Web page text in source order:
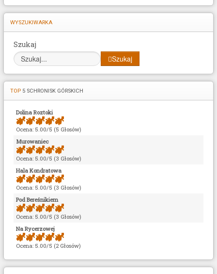
WYSZUKIWARKA
Szukaj
Szukaj
TOP 5 SCHRONISK GÓRSKICH
Dolina Roztoki
Ocena: 5.00/5 (5 Głosów)
Murowaniec
Ocena: 5.00/5 (3 Głosów)
Hala Kondratowa
Ocena: 5.00/5 (3 Głosów)
Pod Bereśnikiem
Ocena: 5.00/5 (3 Głosów)
Na Rycerzowej
Ocena: 5.00/5 (2 Głosów)